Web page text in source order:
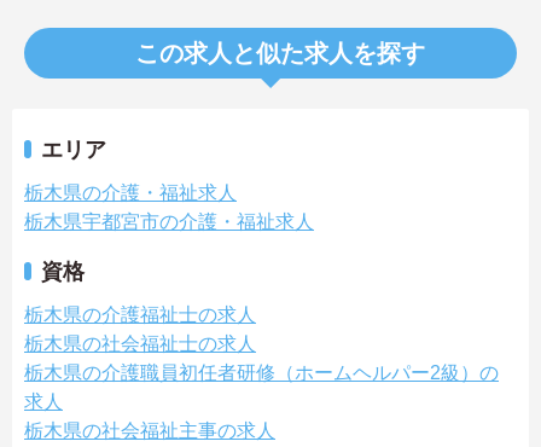
この求人と似た求人を探す
エリア
栃木県の介護・福祉求人
栃木県宇都宮市の介護・福祉求人
資格
栃木県の介護福祉士の求人
栃木県の社会福祉士の求人
栃木県の介護職員初任者研修（ホームヘルパー2級）の
求人
栃木県の社会福祉主事の求人